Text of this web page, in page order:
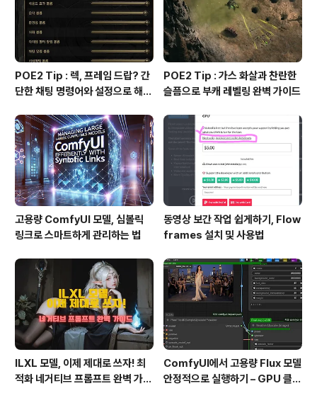
POE2 Tip : 렉, 프레임 드랍? 간
단한 채팅 명령어와 설정으로 해결
POE2 Tip : 가스 화살과 찬란한
슬픔으로 부캐 레벨링 완벽 가이드
고용량 ComfyUI 모델, 심볼릭
링크로 스마트하게 관리하는 법
동영상 보간 작업 쉽게하기, Flow
frames 설치 및 사용법
ILXL 모델, 이제 제대로 쓰자! 최
적화 네거티브 프롬프트 완벽 가이
ComfyUI에서 고용량 Flux 모델
안정적으로 실행하기 – GPU 클럭